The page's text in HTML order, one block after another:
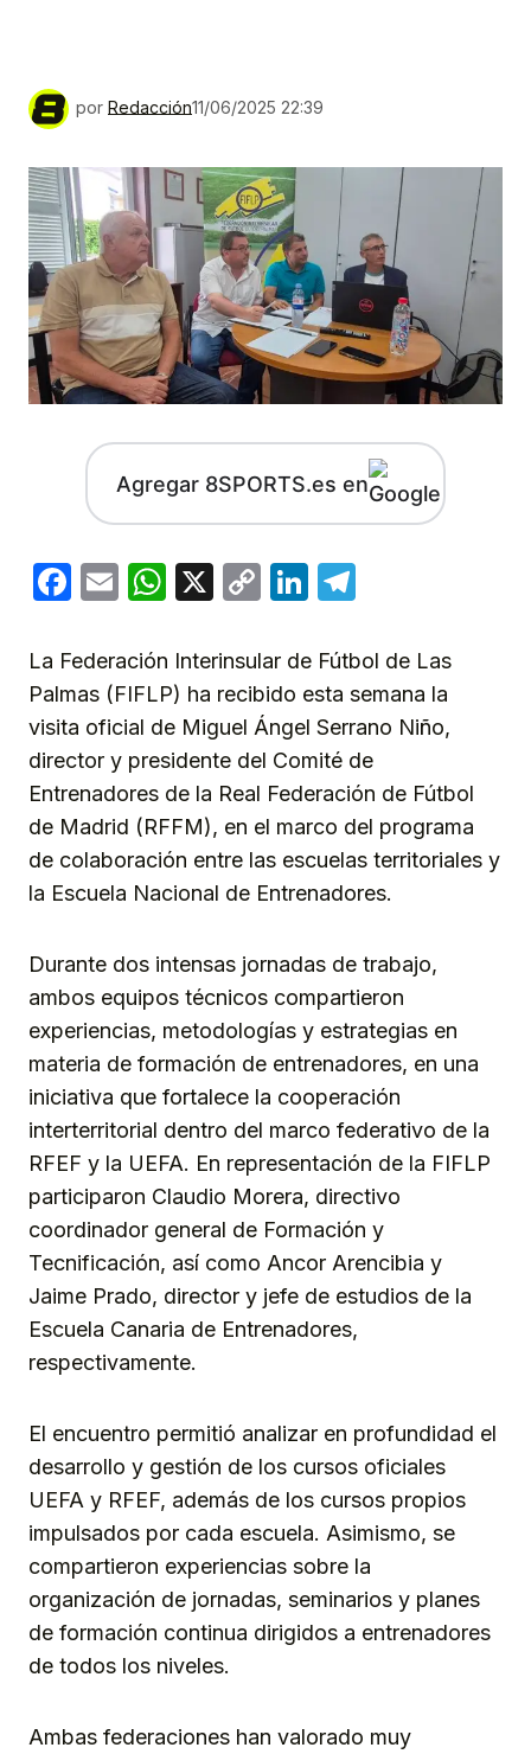
por Redacción11/06/2025 22:39
Agregar 8SPORTS.es en
Facebook
EmailWhatsApp
X
CopyLinkedIn
La Federación Interinsular de Fútbol de Las
Palmas (FIFLP) ha recibido esta semana la
visita oficial de Miguel Ángel Serrano Niño,
director y presidente del Comité de
Entrenadores de la Real Federación de Fútbol
de Madrid (RFFM), en el marco del programa
de colaboración entre las escuelas territoriales y
la Escuela Nacional de Entrenadores.
Durante dos intensas jornadas de trabajo,
ambos equipos técnicos compartieron
experiencias, metodologías y estrategias en
materia de formación de entrenadores, en una
iniciativa que fortalece la cooperación
interterritorial dentro del marco federativo de la
RFEF y la UEFA. En representación de la FIFLP
participaron Claudio Morera, directivo
coordinador general de Formación y
Tecnificación, así como Ancor Arencibia y
Jaime Prado, director y jefe de estudios de la
Escuela Canaria de Entrenadores,
respectivamente.
El encuentro permitió analizar en profundidad el
desarrollo y gestión de los cursos oficiales
UEFA y RFEF, además de los cursos propios
impulsados por cada escuela. Asimismo, se
compartieron experiencias sobre la
organización de jornadas, seminarios y planes
de formación continua dirigidos a entrenadores
de todos los niveles.
Ambas federaciones han valorado muy